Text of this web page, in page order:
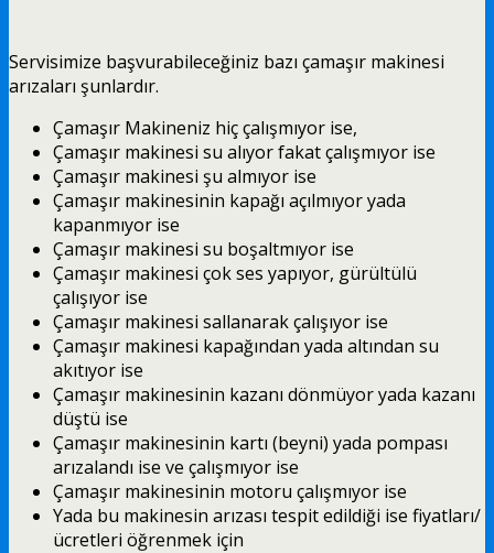
Servisimize başvurabileceğiniz bazı çamaşır makinesi
arızaları şunlardır.
Çamaşır Makineniz hiç çalışmıyor ise,
Çamaşır makinesi su alıyor fakat çalışmıyor ise
Çamaşır makinesi şu almıyor ise
Çamaşır makinesinin kapağı açılmıyor yada
kapanmıyor ise
Çamaşır makinesi su boşaltmıyor ise
Çamaşır makinesi çok ses yapıyor, gürültülü
çalışıyor ise
Çamaşır makinesi sallanarak çalışıyor ise
Çamaşır makinesi kapağından yada altından su
akıtıyor ise
Çamaşır makinesinin kazanı dönmüyor yada kazanı
düştü ise
Çamaşır makinesinin kartı (beyni) yada pompası
arızalandı ise ve çalışmıyor ise
Çamaşır makinesinin motoru çalışmıyor ise
Yada bu makinesin arızası tespit edildiği ise fiyatları/
ücretleri öğrenmek için